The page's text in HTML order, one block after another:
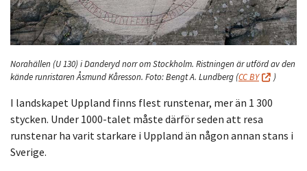
Norahällen (U 130) i Danderyd norr om Stockholm. Ristningen är utförd av den
kände runristaren Åsmund Kåresson. Foto:Bengt A. Lundberg(CC BY )
I landskapet Uppland finns flest runstenar, mer än 1 300
stycken. Under 1000-talet måste därför seden att resa
runstenar ha varit starkare i Uppland än någon annan stans i
Sverige.